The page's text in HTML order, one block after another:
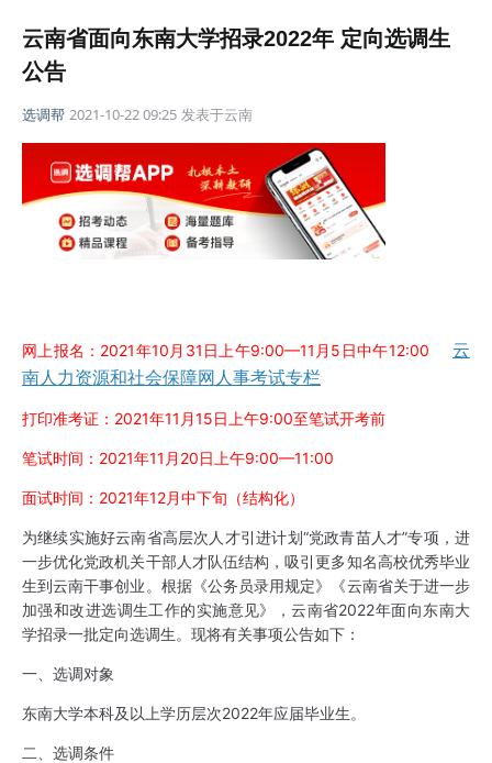
云南省面向东南大学招录2022年 定向选调生
公告
选调帮 2021-10-22 09:25 发表于云南
网上报名： 2021年10月31日上午9:00—11月5日中午12:00云
南人力资源和社会保障网人事考试专栏
打印准考证：2021年11月15日上午9:00至笔试开考前
笔试时间：2021年11月20日上午9:00—11:00
面试时间：2021年12月中下旬（结构化）
为继续实施好云南省高层次人才引进计划“党政青苗人才”专项，进
一步优化党政机关干部人才队伍结构，吸引更多知名高校优秀毕业
生到云南干事创业。根据《公务员录用规定》《云南省关于进一步
加强和改进选调生工作的实施意见》，云南省2022年面向东南大
学招录一批定向选调生。现将有关事项公告如下：
一、选调对象
东南大学本科及以上学历层次2022年应届毕业生。
二、选调条件